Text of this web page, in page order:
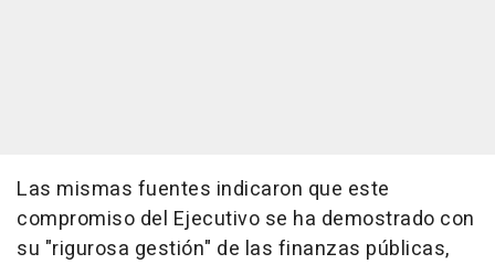
Las mismas fuentes indicaron que este
compromiso del Ejecutivo se ha demostrado con
su "rigurosa gestión" de las finanzas públicas,